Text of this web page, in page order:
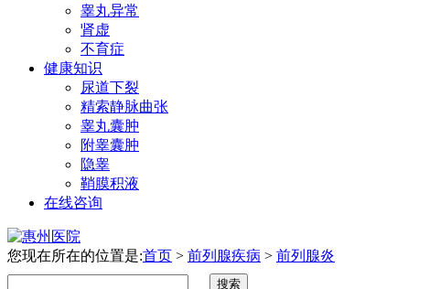
睾丸异常
肾虚
不育症
健康知识
尿道下裂
精索静脉曲张
睾丸囊肿
附睾囊肿
隐睾
鞘膜积液
在线咨询
您现在所在的位置是:首页 > 前列腺疾病 > 前列腺炎